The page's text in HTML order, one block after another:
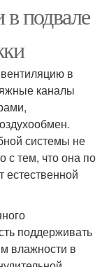
подвале
в
каналы
системы не
с тем, что она по
естественной
поддерживать
влажности в